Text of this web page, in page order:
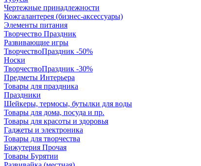
Чертежные принадлежности
Кожгалантерея (бизнес-аксессуары)
Элементы питания
Творчество Праздник
Развивающие игры
ТворчествоПраздник -50%
Носки
ТворчествоПраздник -30%
Предметы Интерьера
Товары для праздника
Праздники
Шейкеры, термосы, бутылки для воды
Товары для дома, посуда и пр.
Товары для красоты и здоровья
Гаджеты и электроника
Товары для творчества
Бижутерия Прочая
Товары Бурятии